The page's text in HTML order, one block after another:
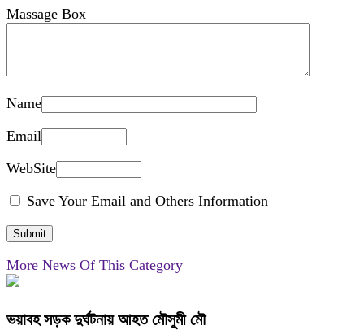
Massage Box
Name
Email
WebSite
Save Your Email and Others Information
More News Of This Category
ভয়াবহ সড়ক দুর্ঘটনায় আহত মৌসুমী মৌ